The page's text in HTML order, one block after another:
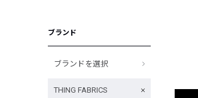
ブランド
ブランドを選択
THING FABRICS